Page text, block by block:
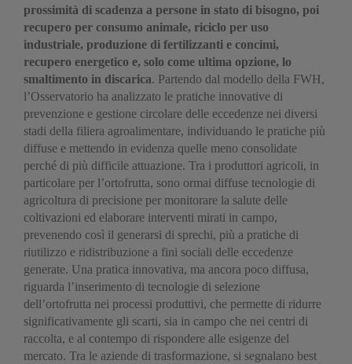
prossimità di scadenza a persone in stato di bisogno, poi
recupero per consumo animale, riciclo per uso
industriale, produzione di fertilizzanti e concimi,
recupero energetico e, solo come ultima opzione, lo
smaltimento in discarica. Partendo dal modello della FWH,
l’Osservatorio ha analizzato le pratiche innovative di
prevenzione e gestione circolare delle eccedenze nei diversi
stadi della filiera agroalimentare, individuando le pratiche più
diffuse e mettendo in evidenza quelle meno consolidate
perché di più difficile attuazione. Tra i produttori agricoli, in
particolare per l’ortofrutta, sono ormai diffuse tecnologie di
agricoltura di precisione per monitorare la salute delle
coltivazioni ed elaborare interventi mirati in campo,
prevenendo così il generarsi di sprechi, più a pratiche di
riutilizzo e ridistribuzione a fini sociali delle eccedenze
generate. Una pratica innovativa, ma ancora poco diffusa,
riguarda l’inserimento di tecnologie di selezione
dell’ortofrutta nei processi produttivi, che permette di ridurre
significativamente gli scarti, sia in campo che nei centri di
raccolta, e al contempo di rispondere alle esigenze del
mercato. Tra le aziende di trasformazione, si segnalano best